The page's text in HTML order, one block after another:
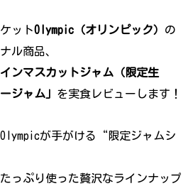
ットOlympic（オリンピック） の
ル商品、
ンマスカットジャム（限定生
ジャム」 を実食レビューします！
が手がける“限定ジャムシ
っぷり使った贅沢なラインナップ